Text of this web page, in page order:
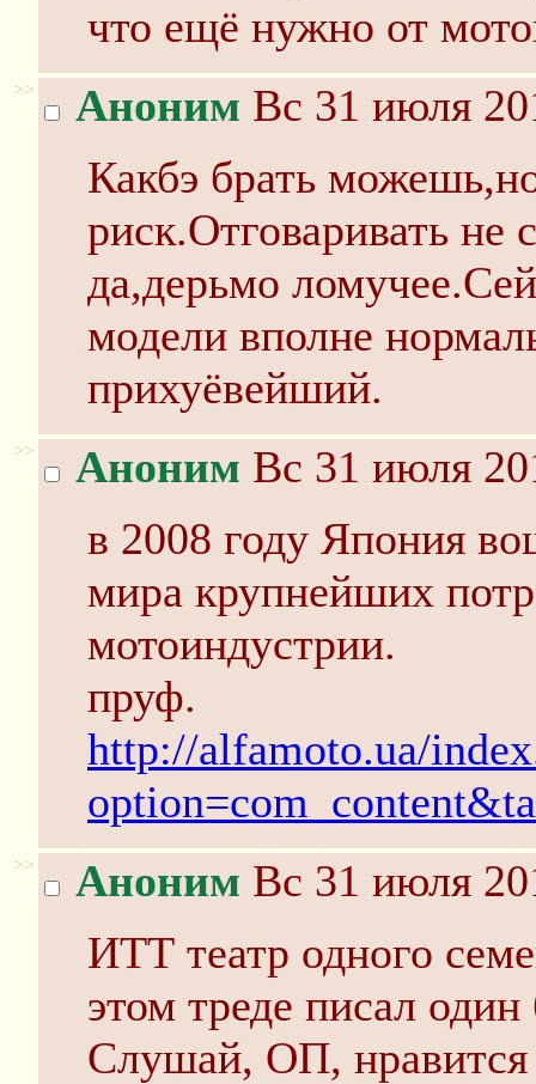
что ещё нужно от
>> Аноним Вс 31 июля
Какбэ брать
риск.Отговаривать не
да,дерьмо
модели вполне
прихуёвейший.
>> Аноним Вс 31 июля
в 2008 году Япония
мира крупнейших
мотоиндустрии.
пруф.
http://alfamoto.ua/
>> Аноним Вс 31 июля
ИТТ театр одного
этом треде писал
Слушай, ОП, нравится